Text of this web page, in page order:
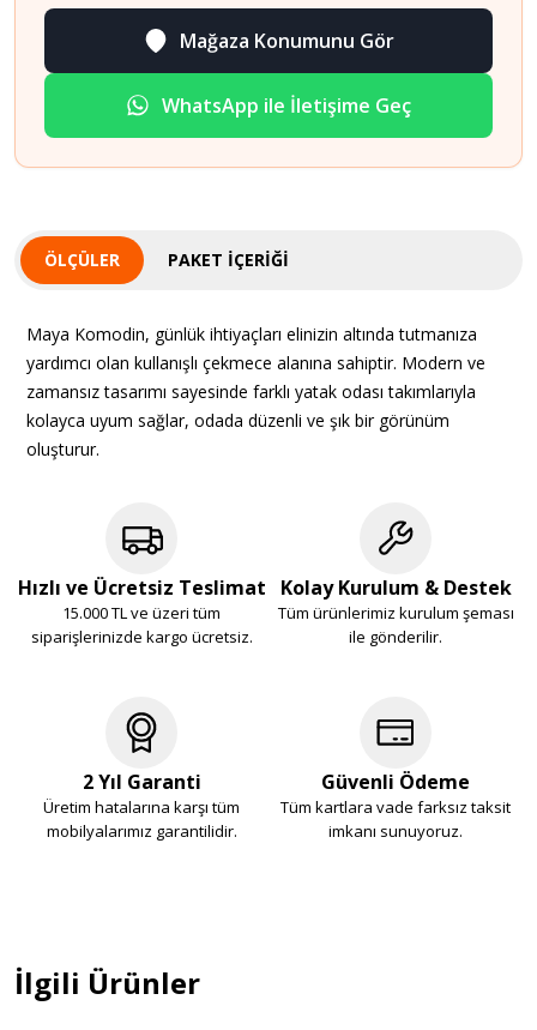
Mağaza Konumunu Gör
WhatsApp ile İletişime Geç
ÖLÇÜLER PAKET İÇERIĞI
Maya Komodin, günlük ihtiyaçları elinizin altında tutmanıza
yardımcı olan kullanışlı çekmece alanına sahiptir. Modern ve
zamansız tasarımı sayesinde farklı yatak odası takımlarıyla
kolayca uyum sağlar, odada düzenli ve şık bir görünüm
oluşturur.
Hızlı ve Ücretsiz Teslimat
15.000 TL ve üzeri tüm
siparişlerinizde kargo ücretsiz.
Kolay Kurulum & Destek
Tüm ürünlerimiz kurulum şeması
ile gönderilir.
2 Yıl Garanti
Üretim hatalarına karşı tüm
mobilyalarımız garantilidir.
Güvenli Ödeme
Tüm kartlara vade farksız taksit
imkanı sunuyoruz.
İlgili Ürünler